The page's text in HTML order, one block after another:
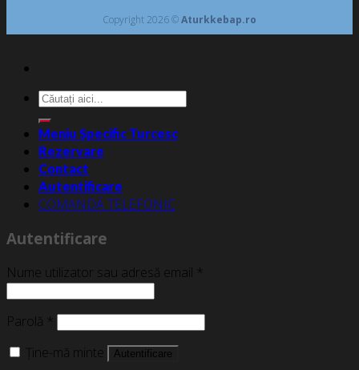
Copyright 2026 ©Aturkkebap.ro
Caută
după:
Meniu Specific Turcesc
Rezervare
Contact
Autentificare
COMANDĂ TELEFONIC
Autentificare
Nume utilizator sau adresă email *
Parolă *
Ține-mă minte
Autentificare